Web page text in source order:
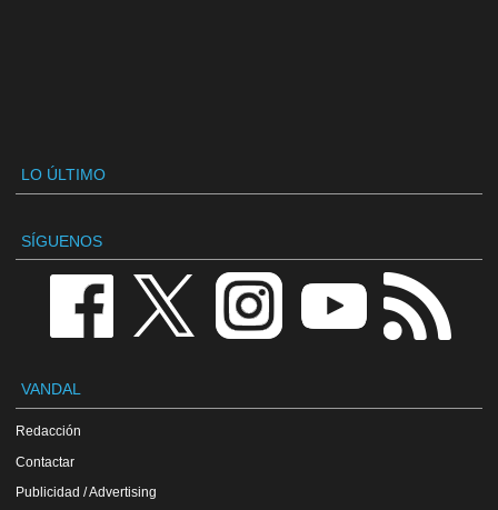
LO ÚLTIMO
SÍGUENOS
VANDAL
Redacción
Contactar
Publicidad / Advertising